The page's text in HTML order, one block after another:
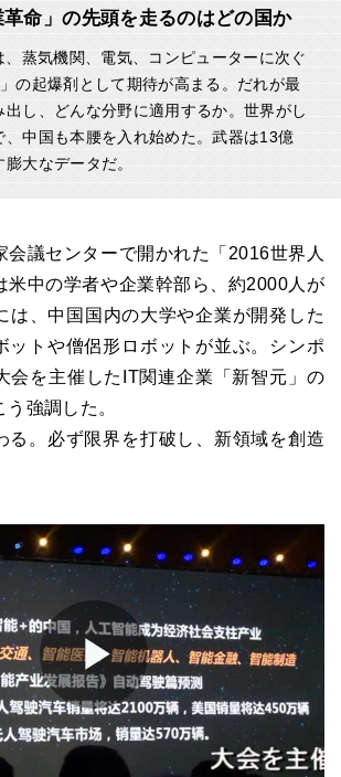
革命」の先頭を走るのはどの国か
、蒸気機関、電気、コンピューターに次ぐ
の起爆剤として期待が高まる。だれが最
出し、どんな分野に適用するか。世界がし
、中国も本腰を入れ始めた。武器は13億
大なデータだ。
会議センターで開かれた「2016世界人
米中の学者や企業幹部ら、約2000人が
は、中国国内の大学や企業が開発した
ットや僧侶形ロボットが並ぶ。シンポ
会を主催したIT関連企業「新智元」の
強調した。
る。必ず限界を打破し、新領域を創造
Play